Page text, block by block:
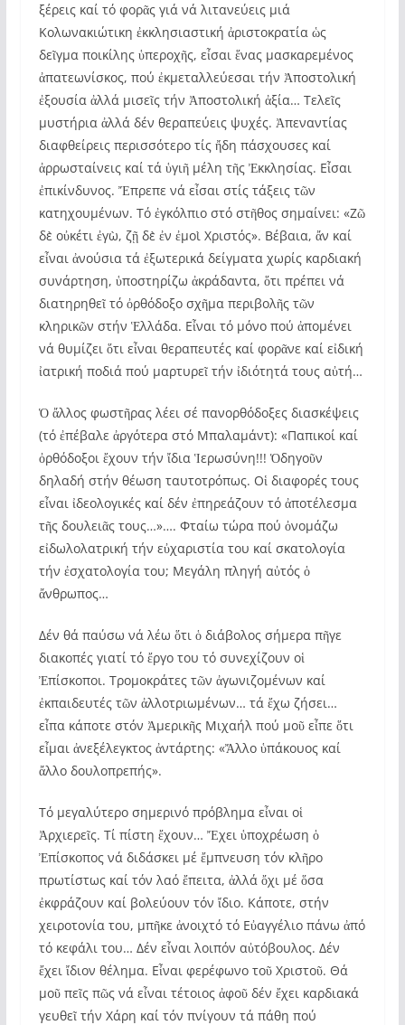
ξέρεις καί τό φορᾶς γιά νά λιτανεύεις μιά
Κολωνακιώτικη ἐκκλησιαστική ἀριστοκρατία ὡς
δεῖγμα ποικίλης ὑπεροχῆς, εἶσαι ἕνας μασκαρεμένος
ἀπατεωνίσκος, πού ἐκμεταλλεύεσαι τήν Ἀποστολική
ἐξουσία ἀλλά μισεῖς τήν Ἀποστολική ἀξία… Τελεῖς
μυστήρια ἀλλά δέν θεραπεύεις ψυχές. Ἀπεναντίας
διαφθείρεις περισσότερο τίς ἤδη πάσχουσες καί
ἀρρωσταίνεις καί τά ὑγιῆ μέλη τῆς Ἐκκλησίας. Εἶσαι
ἐπικίνδυνος. Ἔπρεπε νά εἶσαι στίς τάξεις τῶν
κατηχουμένων. Τό ἐγκόλπιο στό στῆθος σημαίνει: «Ζῶ
δὲ οὐκέτι ἐγὼ, ζῇ δὲ ἐν ἐμοὶ Χριστός». Βέβαια, ἄν καί
εἶναι ἀνούσια τά ἐξωτερικά δείγματα χωρίς καρδιακή
συνάρτηση, ὑποστηρίζω ἀκράδαντα, ὅτι πρέπει νά
διατηρηθεῖ τό ὀρθόδοξο σχῆμα περιβολῆς τῶν
κληρικῶν στήν Ἑλλάδα. Εἶναι τό μόνο πού ἀπομένει
νά θυμίζει ὅτι εἶναι θεραπευτές καί φορᾶνε καί εἰδική
ἰατρική ποδιά πού μαρτυρεῖ τήν ἰδιότητά τους αὐτή…
Ὁ ἄλλος φωστῆρας λέει σέ πανορθόδοξες διασκέψεις
(τό ἐπέβαλε ἀργότερα στό Μπαλαμάντ): «Παπικοί καί
ὀρθόδοξοι ἔχουν τήν ἴδια Ἱερωσύνη!!! Ὁδηγοῦν
δηλαδή στήν θέωση ταυτοτρόπως. Οἱ διαφορές τους
εἶναι ἰδεολογικές καί δέν ἐπηρεάζουν τό ἀποτέλεσμα
τῆς δουλειᾶς τους…»…. Φταίω τώρα πού ὀνομάζω
εἰδωλολατρική τήν εὐχαριστία του καί σκατολογία
τήν ἐσχατολογία του; Μεγάλη πληγή αὐτός ὁ
ἄνθρωπος…
Δέν θά παύσω νά λέω ὅτι ὁ διάβολος σήμερα πῆγε
διακοπές γιατί τό ἔργο του τό συνεχίζουν οἱ
Ἐπίσκοποι. Τρομοκράτες τῶν ἀγωνιζομένων καί
ἐκπαιδευτές τῶν ἀλλοτριωμένων… τά ἔχω ζήσει…
εἶπα κάποτε στόν Ἀμερικῆς Μιχαήλ πού μοῦ εἶπε ὅτι
εἶμαι ἀνεξέλεγκτος ἀντάρτης: «Ἄλλο ὑπάκουος καί
ἄλλο δουλοπρεπής».
Τό μεγαλύτερο σημερινό πρόβλημα εἶναι οἱ
Ἀρχιερεῖς. Τί πίστη ἔχουν… Ἔχει ὑποχρέωση ὁ
Ἐπίσκοπος νά διδάσκει μέ ἔμπνευση τόν κλῆρο
πρωτίστως καί τόν λαό ἔπειτα, ἀλλά ὄχι μέ ὅσα
ἐκφράζουν καί βολεύουν τόν ἴδιο. Κάποτε, στήν
χειροτονία του, μπῆκε ἀνοιχτό τό Εὐαγγέλιο πάνω ἀπό
τό κεφάλι του… Δέν εἶναι λοιπόν αὐτόβουλος. Δέν
ἔχει ἴδιον θέλημα. Εἶναι φερέφωνο τοῦ Χριστοῦ. Θά
μοῦ πεῖς πῶς νά εἶναι τέτοιος ἀφοῦ δέν ἔχει καρδιακά
γευθεῖ τήν Χάρη καί τόν πνίγουν τά πάθη πού